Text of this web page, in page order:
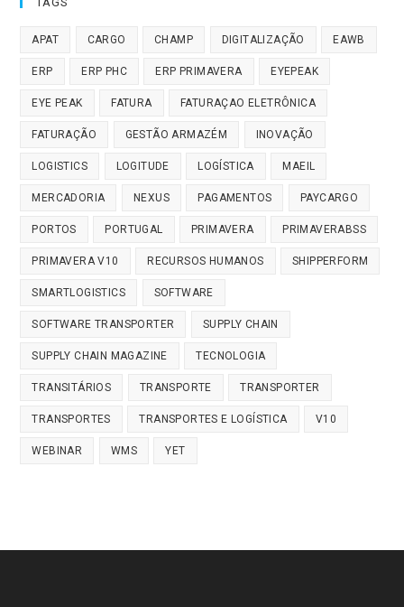
APAT CARGO CHAMP DIGITALIZAÇÃO EAWB
ERP ERP PHC ERP PRIMAVERA EYEPEAK
EYE PEAK FATURA FATURAÇAO ELETRÔNICA
FATURAÇÃO GESTÃO ARMAZÉM INOVAÇÃO
LOGISTICS LOGITUDE LOGÍSTICA MAEIL
MERCADORIA NEXUS PAGAMENTOS PAYCARGO
PORTOS PORTUGAL PRIMAVERA PRIMAVERABSS
PRIMAVERA V10 RECURSOS HUMANOS SHIPPERFORM
SMARTLOGISTICS SOFTWARE
SOFTWARE TRANSPORTER SUPPLY CHAIN
SUPPLY CHAIN MAGAZINE TECNOLOGIA
TRANSITÁRIOS TRANSPORTE TRANSPORTER
TRANSPORTES TRANSPORTES E LOGÍSTICA V10
WEBINAR WMS YET